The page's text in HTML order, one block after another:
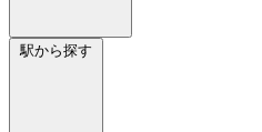
駅から探す